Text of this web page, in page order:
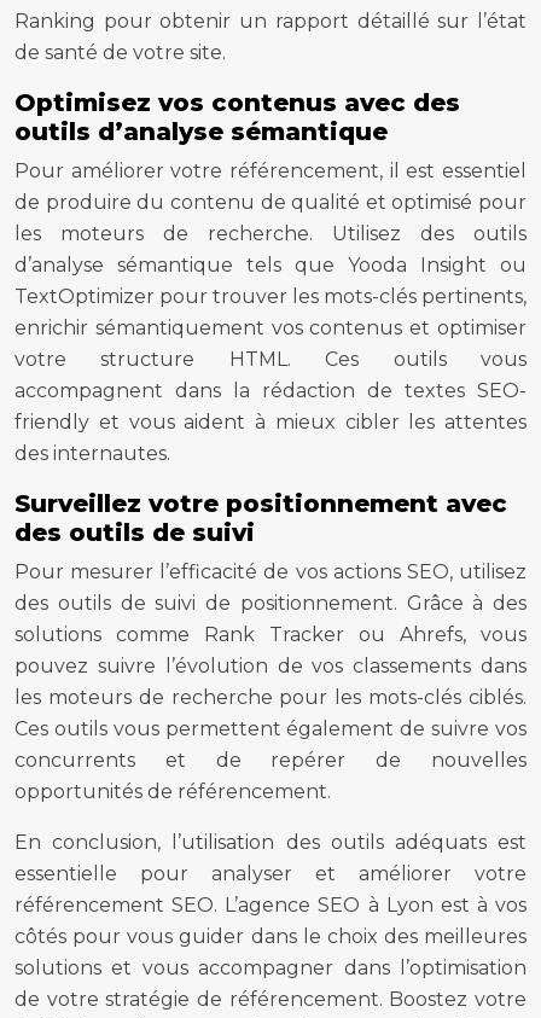
Ranking pour obtenir un rapport détaillé sur l’état
de santé de votre site.
Optimisez vos contenus avec des
outils d’analyse sémantique
Pour améliorer votre référencement, il est essentiel
de produire du contenu de qualité et optimisé pour
les moteurs de recherche. Utilisez des outils
d’analyse sémantique tels que Yooda Insight ou
TextOptimizer pour trouver les mots-clés pertinents,
enrichir sémantiquement vos contenus et optimiser
votre structure HTML. Ces outils vous
accompagnent dans la rédaction de textes SEO-
friendly et vous aident à mieux cibler les attentes
des internautes.
Surveillez votre positionnement avec
des outils de suivi
Pour mesurer l’efficacité de vos actions SEO, utilisez
des outils de suivi de positionnement. Grâce à des
solutions comme Rank Tracker ou Ahrefs, vous
pouvez suivre l’évolution de vos classements dans
les moteurs de recherche pour les mots-clés ciblés.
Ces outils vous permettent également de suivre vos
concurrents et de repérer de nouvelles
opportunités de référencement.
En conclusion, l’utilisation des outils adéquats est
essentielle pour analyser et améliorer votre
référencement SEO. L’agence SEO à Lyon est à vos
côtés pour vous guider dans le choix des meilleures
solutions et vous accompagner dans l’optimisation
de votre stratégie de référencement. Boostez votre